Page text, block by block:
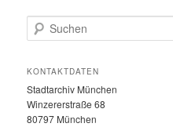
u
h
n
KONTAKTDATEN
Stadtarchiv München
Winzererstraße 68
80797 München